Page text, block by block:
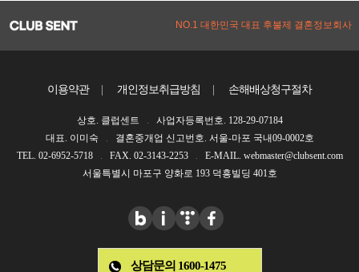
NO.1 대한민국 대표 후불제 결혼정보회사
이용약관 개인정보취급방침 손해배상청구절차
상호. 클럽센트
사업자등록번호. 128-29-07184
대표. 이미숙
결혼중개업 신고번호. 서울-마포 국내09-0002호
TEL. 02-6952-5718
FAX. 02-3143-2253
E-MAIL. webmaster@clubsent.com
서울특별시 마포구 양화로 193 덕흥빌딩 401호
상담문의 1600-1475